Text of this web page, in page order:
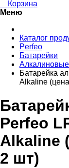
Корзина
Меню
Каталог
Perfeo
Батарейки
Алкалиновые
Батарейка
Alkaline
Perfeo
Alkaline
2 шт)